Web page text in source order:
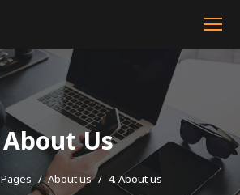
About Us
You are here:
Pages About us 4. About us